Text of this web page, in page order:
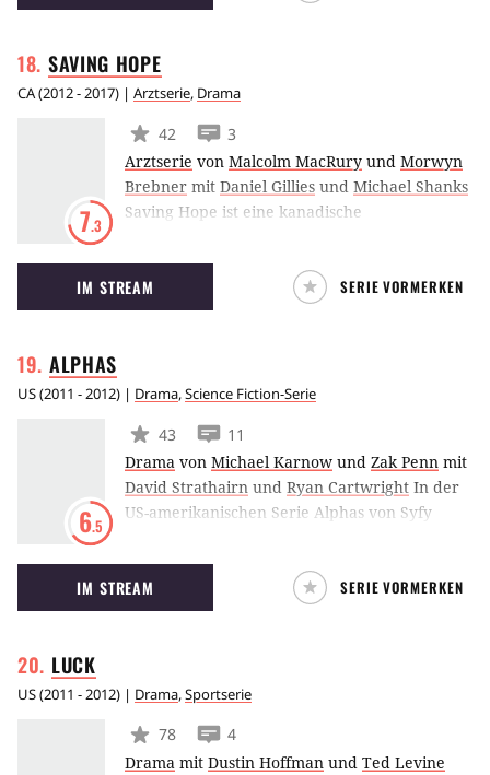
Lauf der Handlung mit einigen merkwürdigen
SAVING HOPE
CA(2012 - 2017) | Arztserie, Drama
7.3
42
3
Arztserie von Malcolm MacRury und Morwyn
Brebner mit Daniel Gillies und Michael Shanks
Saving Hope ist eine kanadische
ersten Mal auf CTV ausgestrahlt wurde. Die
Handlung spielt sich im Zion-Hospital in
Toronto ab, wo der Chef der Chirurgie in ein
übernehmen muss.
IM STREAM SERIE VORMERKEN
ALPHAS
US(2011 - 2012) | Drama,Science Fiction-Serie
6.5
43
11
Drama von Michael Karnow und Zak Penn mit
David Strathairn und Ryan Cartwright In der
US-amerikanischen Serie Alphas von Syfy
besondere physische oder mentale Fähigkeit
besitzt, unter der Führung von Dr. Lee Rosen
(David Strathairn) zu einem Team
denen andere sogenannte Alphas beteiligt
IM STREAM SERIE VORMERKEN
LUCK
US(2011 - 2012) | Drama,Sportserie
78
4
Drama mit Dustin Hoffman und Ted Levine